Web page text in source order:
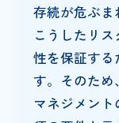
存続が危ぶま
こうしたリ
性を保証する
す。そのた
マネジメン